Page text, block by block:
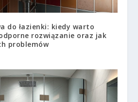
do łazienki: kiedy warto
rozwiązanie oraz jak
problemów